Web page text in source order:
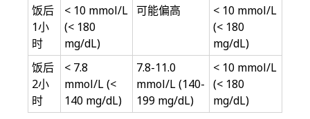
饭后
1小
时
< 10 mmol/L
(< 180
mg/dL)
可能偏高
< 10 mmol/L
(< 180
mg/dL)
饭后
2小
时
< 7.8
mmol/L (<
140 mg/dL)
7.8-11.0
mmol/L (140-
199 mg/dL)
< 10 mmol/L
(< 180
mg/dL)